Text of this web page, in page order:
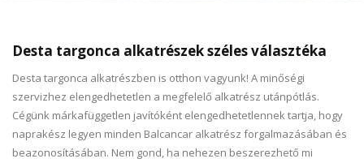
Desta targonca alkatrészek széles választéka
Desta targonca alkatrészben is otthon vagyunk! A minőségi
szervizhez elengedhetetlen a megfelelő alkatrész utánpótlás.
Cégünk márkafüggetlen javítóként elengedhetetlennek tartja, hogy
naprakész legyen minden Balcancar alkatrész forgalmazásában és
beazonosításában. Nem gond, ha nehezen beszerezhető mi